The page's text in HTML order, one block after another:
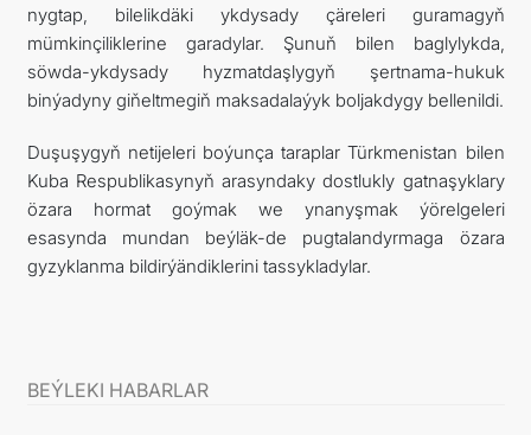
nygtap, bilelikdäki ykdysady çäreleri guramagyň
mümkinçiliklerine garadylar. Şunuň bilen baglylykda,
söwda-ykdysady hyzmatdaşlygyň şertnama-hukuk
binýadyny giňeltmegiň maksadalaýyk boljakdygy bellenildi.
Duşuşygyň netijeleri boýunça taraplar Türkmenistan bilen
Kuba Respublikasynyň arasyndaky dostlukly gatnaşyklary
özara hormat goýmak we ynanyşmak ýörelgeleri
esasynda mundan beýläk-de pugtalandyrmaga özara
gyzyklanma bildirýändiklerini tassykladylar.
BEÝLEKI HABARLAR